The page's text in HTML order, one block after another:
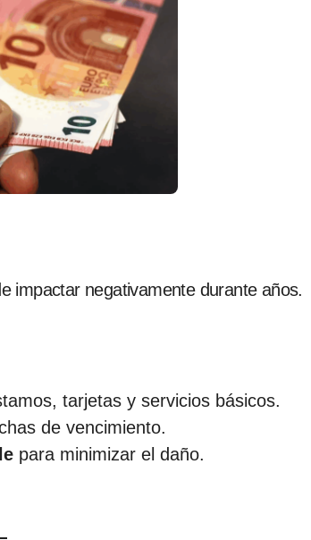
impactar negativamente durante años.
tarjetas y servicios básicos.
de vencimiento.
para minimizar el daño.